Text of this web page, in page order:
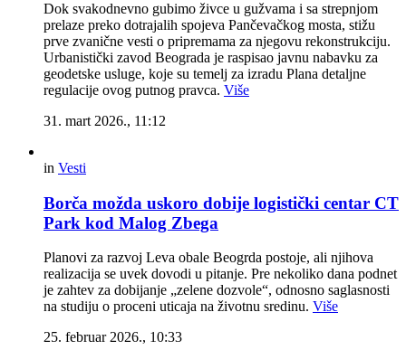
Dok svakodnevno gubimo živce u gužvama i sa strepnjom
prelaze preko dotrajalih spojeva Pančevačkog mosta, stižu
prve zvanične vesti o pripremama za njegovu rekonstrukciju.
Urbanistički zavod Beograda je raspisao javnu nabavku za
geodetske usluge, koje su temelj za izradu Plana detaljne
regulacije ovog putnog pravca. Više
31. mart 2026., 11:12
in Vesti
Borča možda uskoro dobije logistički centar CT
Park kod Malog Zbega
Planovi za razvoj Leva obale Beogrda postoje, ali njihova
realizacija se uvek dovodi u pitanje. Pre nekoliko dana podnet
je zahtev za dobijanje „zelene dozvole“, odnosno saglasnosti
na studiju o proceni uticaja na životnu sredinu. Više
25. februar 2026., 10:33